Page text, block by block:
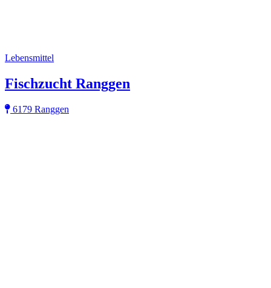
Lebensmittel
Fischzucht Ranggen
6179 Ranggen